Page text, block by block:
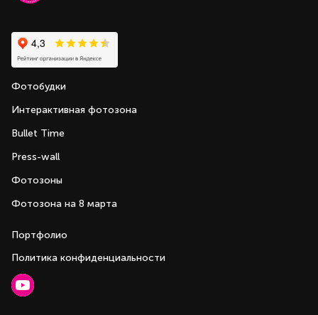
Фотобудки
Интерактивная фотозона
Bullet Time
Press-wall
Фотозоны
Фотозона на 8 марта
Портфолио
Политика конфиденциальности